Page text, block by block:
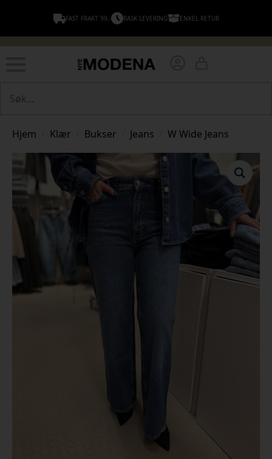
FAST FRAKT 99,- RASK LEVERING ENKEL RETUR
Hjem Klær Bukser Jeans W Wide Jeans